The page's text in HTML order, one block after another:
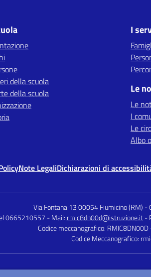
della scuola
della scuola
I
Le
Le
I
Le
Albo
Note LegaliDichiarazioni di
Via Fontana 13 00054 Fiumicino (RM) -
0665210557 - Mail: rmic8dn00d@istruzione.it -
Codice meccanografico: RMIC8DN00D
Codice Meccanografico: